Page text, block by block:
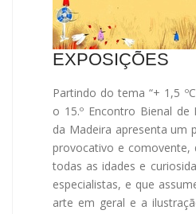
EXPOSIÇÕES
Partindo do tema “+ 1,5
o 15.º Encontro Bienal de
da Madeira apresenta um
provocativo e comovente,
todas as idades e
especialistas, e que
arte em geral e a